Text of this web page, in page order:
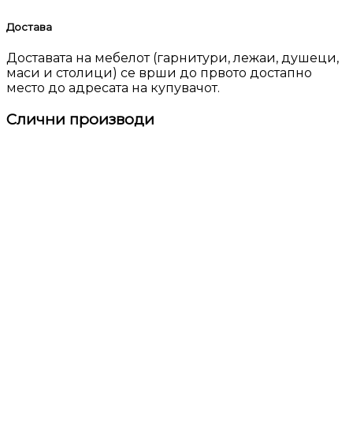
Достава
Доставата на мебелот (гарнитури, лежаи, душеци,
маси и столици) се врши до првото достапно
место до адресата на купувачот.
Слични производи